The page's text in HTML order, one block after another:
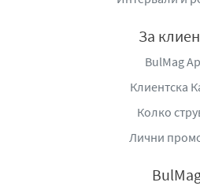
Бъкстон №40, ет. 8; тел: 02/
За
BulMag
Клиентска
Колко
Лични